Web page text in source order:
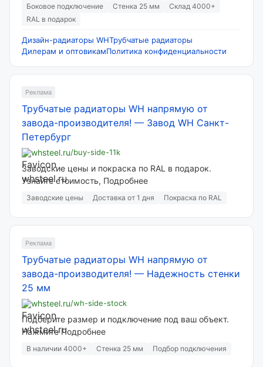
Боковое подключение Стенка 25 мм
Склад 4000+
RAL в подарок
Дизайн-радиаторы WHТрубчатые радиаторы
Дилерам и оптовикамПолитика конфиденциальности
Реклама
Трубчатые радиаторы WH напрямую от
завода-производителя! — Завод WH Санкт-
Петербург
whsteel.ru/buy-side-11k
Заводские цены и покраска по RAL в подарок.
Узнайте стоимость, Подробнее
Заводские цены Доставка от 1 дня Покраска по RAL
Реклама
Трубчатые радиаторы WH напрямую от
завода-производителя! — Надежность стенки
25 мм
whsteel.ru/wh-side-stock
Подберите размер и подключение под ваш объект.
Нажмите Подробнее
В наличии 4000+ Стенка 25 мм Подбор подключения